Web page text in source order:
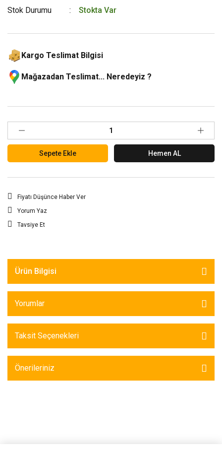
Stok Durumu
Stokta Var
Kargo Teslimat Bilgisi
Mağazadan Teslimat... Neredeyiz ?
Sepete Ekle Hemen AL
Fiyatı Düşünce Haber Ver
Yorum Yaz
Tavsiye Et
Ürün Bilgisi
Yorumlar
Taksit Seçenekleri
Önerileriniz